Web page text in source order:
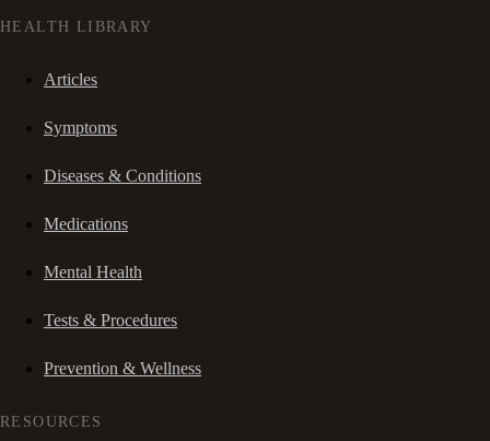
HEALTH LIBRARY
Articles
Symptoms
Diseases & Conditions
Medications
Mental Health
Tests & Procedures
Prevention & Wellness
RESOURCES